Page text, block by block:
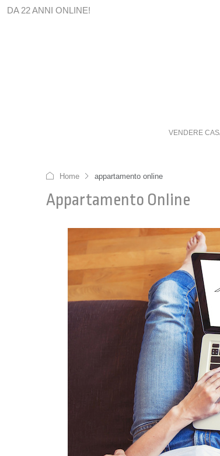
DA 22 ANNI ONLINE!
VENDERE
Home appartamento online
Appartamento Online